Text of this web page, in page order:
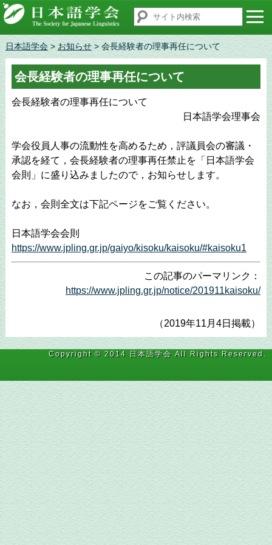
日本語学会> お知らせ> 会長経験者の理事再任について
会長経験者の理事再任について
会長経験者の理事再任について
日本語学会理事会
学会役員人事の流動性を高めるため，評議員会の審議・
承認を経て，会長経験者の理事再任禁止を「日本語学会
会則」に盛り込みましたので，お知らせします。
なお，会則全文は下記ページをご覧ください。
日本語学会会則
https://www.jpling.gr.jp/gaiyo/kisoku/kaisoku/#kaisoku1
この記事のパーマリンク：
https://www.jpling.gr.jp/notice/201911kaisoku/
（2019年11月4日掲載）
Copyright © 2014 日本語学会 All Rights Reserved.